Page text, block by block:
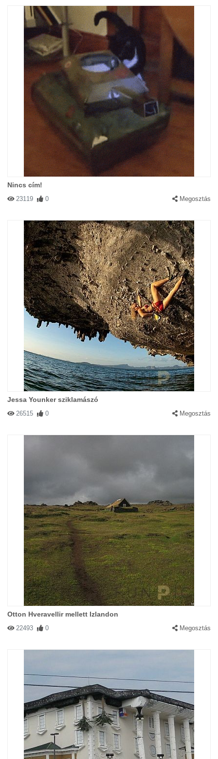
Nincs cím!
23119 0 Megosztás
Jessa Younker sziklamászó
26515 0 Megosztás
Otton Hveravellir mellett Izlandon
22493 0 Megosztás